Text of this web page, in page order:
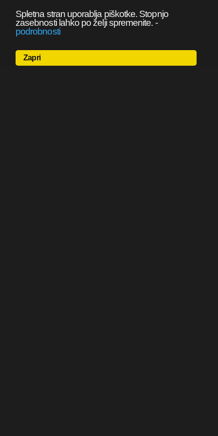
Spletna stran uporablja piškotke. Stopnjo
zasebnosti lahko po želji spremenite. -
podrobnosti
Zapri